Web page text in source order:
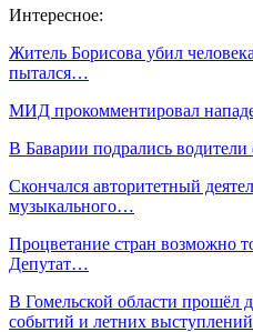
Интересное:
Житель Борисова убил
пытался…
МИД прокомментировал
В Баварии подрались
Скончался авторитетный
музыкального…
Процветание стран возможно
Депутат…
В Гомельской области прошёл
событий и летних выступлений